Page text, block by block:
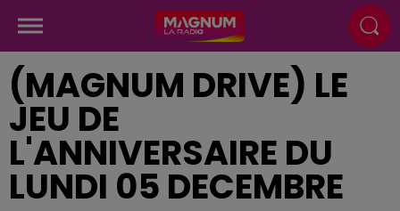
(MAGNUM DRIVE) LE
JEU DE
L'ANNIVERSAIRE DU
LUNDI 05 DECEMBRE